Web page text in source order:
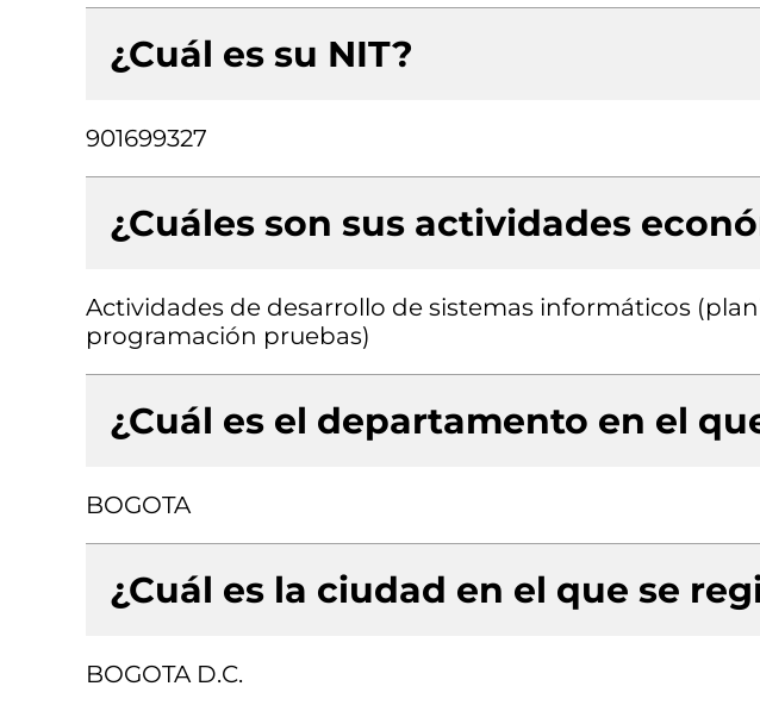
¿Cuál es su NIT?
901699327
¿Cuáles son sus actividades
Actividades de desarrollo de sistemas informáticos
programación pruebas)
¿Cuál es el departamento en el
BOGOTA
¿Cuál es la ciudad en el que se
BOGOTA D.C.